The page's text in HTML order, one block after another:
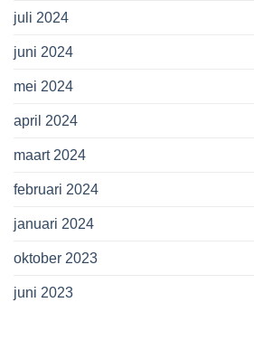
juli 2024
juni 2024
mei 2024
april 2024
maart 2024
februari 2024
januari 2024
oktober 2023
juni 2023